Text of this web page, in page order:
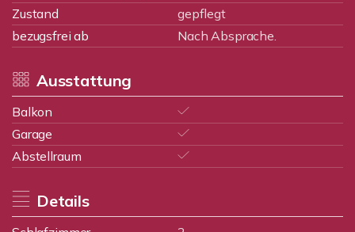
Zustand
gepflegt
bezugsfrei ab
Nach Absprache.
Ausstattung
Balkon
Garage
Abstellraum
Details